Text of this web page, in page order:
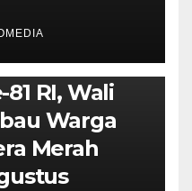
RI, Wali
Warga
Merah